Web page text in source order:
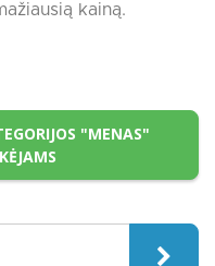
kainą.
"MENAS"